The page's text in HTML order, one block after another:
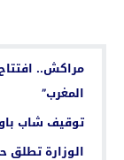
مراكش..
المغرب”
توقيف شاب
الوزارة تطلق